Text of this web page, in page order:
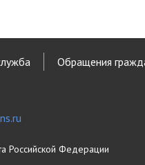
Обращения
Российской Федерации